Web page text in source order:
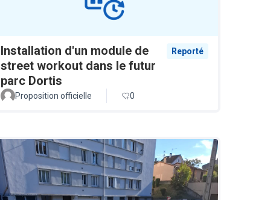
Installation d'un module de
street workout dans le futur
parc Dortis
Reporté
Proposition officielle 0